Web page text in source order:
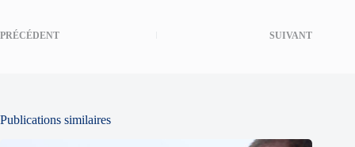
PRÉCÉDENT SUIVANT
Publications similaires